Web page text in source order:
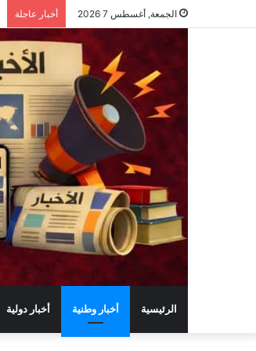
الجمعة, أغسطس 7 2026 أخبار عاجلة
الرئيسية أخبار وطنية أخبار دولية